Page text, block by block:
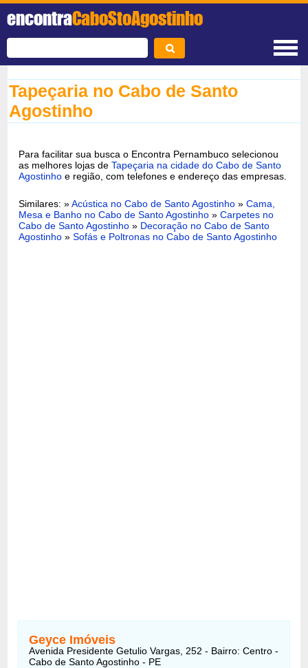
encontraCaboStoAgostinho
Tapeçaria no Cabo de Santo
Agostinho
Para facilitar sua busca o Encontra Pernambuco selecionou
as melhores lojas deTapeçaria na cidade do Cabo de Santo
Agostinho e região, com telefones e endereço das empresas.
Similares: »Acústica no Cabo de Santo Agostinho »Cama,
Mesa e Banho no Cabo de Santo Agostinho »Carpetes no
Cabo de Santo Agostinho » Decoração no Cabo de Santo
Agostinho »Sofás e Poltronas no Cabo de Santo Agostinho
Geyce Imóveis
Avenida Presidente Getulio Vargas, 252 - Bairro: Centro -
Cabo de Santo Agostinho - PE